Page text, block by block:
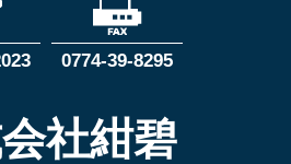
0774-39-8295
社紺碧